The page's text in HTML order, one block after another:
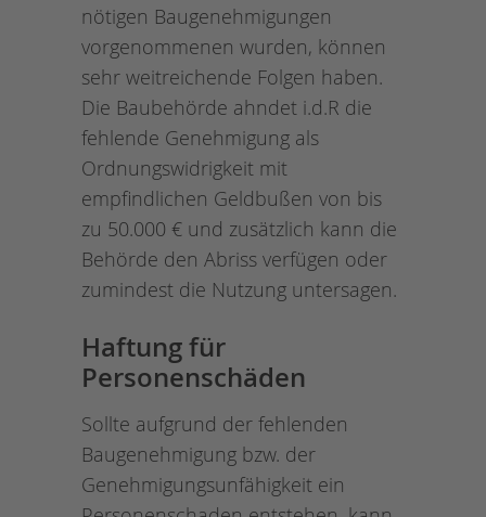
nötigen Baugenehmigungen
vorgenommenen wurden, können
sehr weitreichende Folgen haben.
Die Baubehörde ahndet i.d.R die
fehlende Genehmigung als
Ordnungswidrigkeit mit
empfindlichen Geldbußen von bis
zu 50.000 € und zusätzlich kann die
Behörde den Abriss verfügen oder
zumindest die Nutzung untersagen.
Haftung für
Personenschäden
Sollte aufgrund der fehlenden
Baugenehmigung bzw. der
Genehmigungsunfähigkeit ein